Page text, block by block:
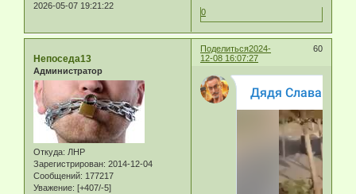
2026-05-07 19:21:22
0
Поделиться 60
2024-
12-08 16:07:27
Непоседа13
Администратор
Откуда: ЛНР
Зарегистрирован: 2014-12-04
Сообщений: 177217
Уважение: [+407/-5]